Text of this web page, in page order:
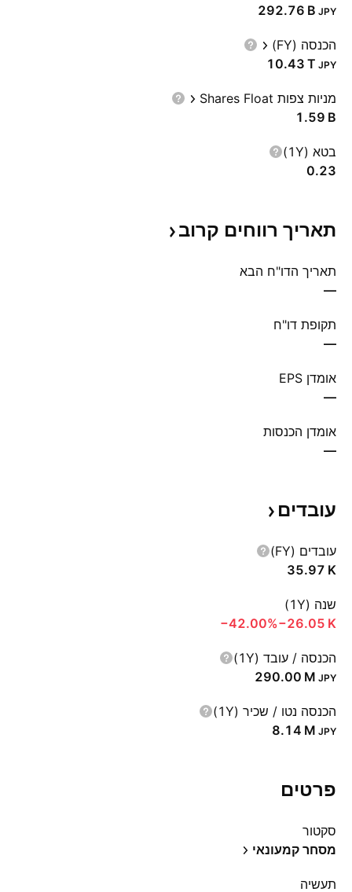
‪292.76 B‬ JPY
הכנסה (FY)
‪10.43 T‬ JPY
מניות צפות Shares Float
‪1.59 B‬
בטא (1Y)
0.23
תאריך רווחים קרוב
תאריך הדו"ח הבא
—
תקופת דו"ח
—
אומדן EPS
—
אומדן הכנסות
—
עובדים
עובדים (FY)
‪35.97 K‬
שנה (1Y)
‪−26.05 K‬
‪−42.00%‬
הכנסה / עובד (1Y)
‪290.00 M‬ JPY
הכנסה נטו / שכיר (1Y)
‪8.14 M‬ JPY
פרטים
סקטור
מסחר קמעונאי
תעשיה